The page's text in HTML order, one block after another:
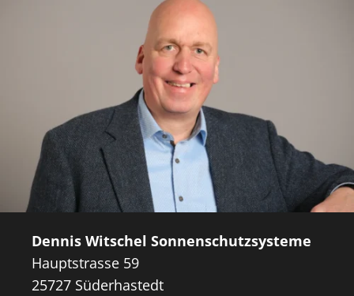
Dennis Witschel Sonnenschutzsysteme
Hauptstrasse 59
25727 Süderhastedt